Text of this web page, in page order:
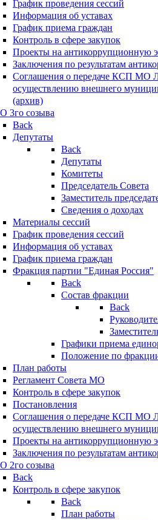
График проведения сессий
Информация об уставах
График приема граждан
Контроль в сфере закупок
Проекты на антикоррупционную
Заключения по результатам
Соглашения о передаче КСП МО
осуществлению внешнего
(архив)
3го созыва
Back
Депутаты
Back
Депутаты
Комитеты
Председатель Совета
Заместитель
Сведения о доходах
Материалы сессий
График проведения сессий
Информация об уставах
График приема граждан
Фракция партии "Единая Россия"
Back
Состав фракции
Back
Графики приема
Положение по
План работы
Регламент Совета МО
Контроль в сфере закупок
Постановления
Соглашения о передаче КСП МО
осуществлению внешнего
Проекты на антикоррупционную
Заключения по результатам
2го созыва
Back
Контроль в сфере закупок
Back
План работы